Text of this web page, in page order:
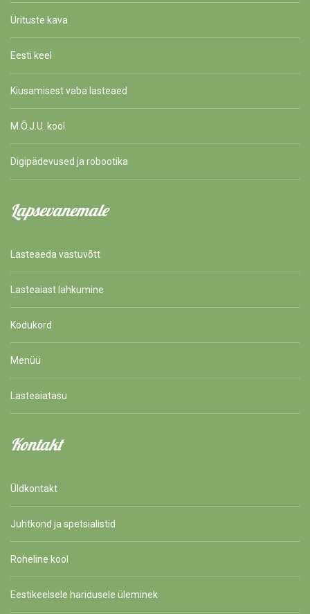
Ürituste kava
Eesti keel
Kiusamisest vaba lasteaed
M.Õ.J.U. kool
Digipädevused ja robootika
Lapsevanemale
Lasteaeda vastuvõtt
Lasteaiast lahkumine
Kodukord
Menüü
Lasteaiatasu
Kontakt
Üldkontakt
Juhtkond ja spetsialistid
Roheline kool
Eestikeelsele haridusele üleminek